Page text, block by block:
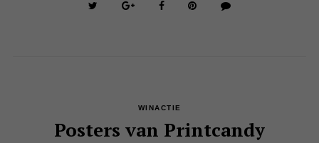
WINACTIE
Posters van Printcandy